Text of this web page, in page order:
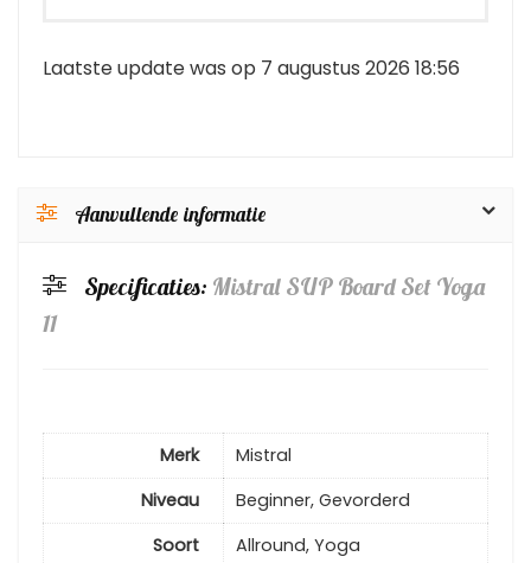
Laatste update was op 7 augustus 2026 18:56
Aanvullende informatie
Specificaties: Mistral SUP Board Set Yoga
11
Merk
Mistral
Niveau
Beginner, Gevorderd
Soort
Allround, Yoga